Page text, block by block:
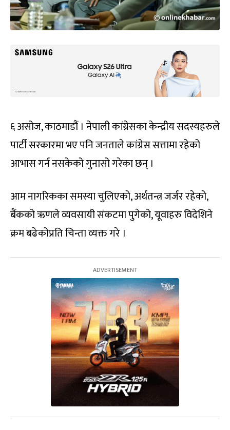
६ असोज, काठमाडौं । नेपाली कांग्रेसका केन्द्रीय सदस्यहरुले
पार्टी सरकारमा भए पनि जनताले कांग्रेस सत्तामा रहेको
आभास गर्न नसकेको गुनासो गरेका छन् ।
आम नागरिकका समस्या चुलिएको, अर्थतन्त्र जर्जर रहेको,
बैंकको ऋणले व्यवसायी संकटमा पुगेको, यूवाहरु विदेशिने
क्रम बढेकोप्रति चिन्ता व्यक्त गरे ।